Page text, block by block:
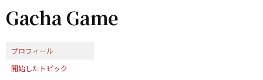
ム
Gacha Game
プロフィール
開始したトピック